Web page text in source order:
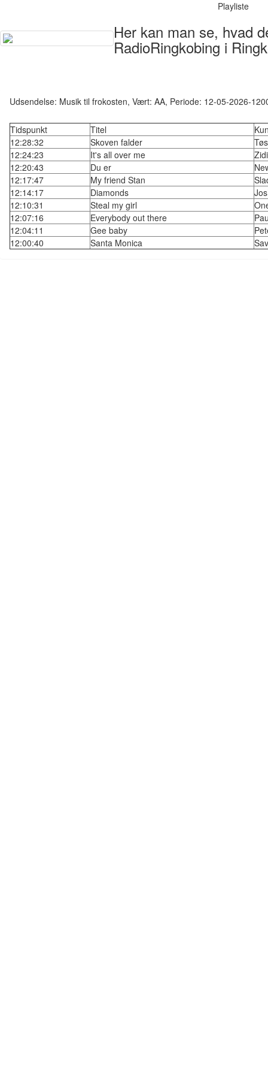
Playliste
Her kan man se, hvad
RadioRingkobing i
Udsendelse: Musik til frokosten, Vært: AA, Periode: 12-05-2026-
Tidspunkt Titel
12:28:32
Skoven falder
12:24:23
It's all over me
12:20:43
Du er
12:17:47
My friend Stan
12:14:17
Diamonds
12:10:31
Steal my girl
12:07:16
Everybody out there
12:04:11
Gee baby
12:00:40
Santa Monica